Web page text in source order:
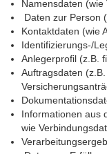
Namensdaten
Daten zur Person
Kontaktdaten (wie
Identifizierungs-/
Anlegerprofil (z.B.
Auftragsdaten
Informationen aus
wie